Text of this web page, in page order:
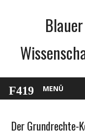
MENÜ
Gesellschaft
Der Grundrechte-